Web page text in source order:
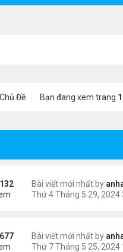
Đề Bạn đang xem trang 1
Bài viết mới nhất by
Bài viết mới nhất by